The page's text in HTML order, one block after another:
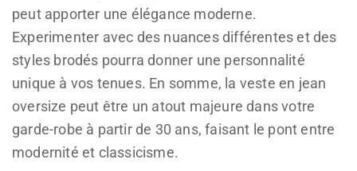
peut apporter une élégance moderne.
Experimenter avec des nuances différentes et des
styles brodés pourra donner une personnalité
unique à vos tenues. En somme, la veste en jean
oversize peut être un atout majeure dans votre
garde-robe à partir de 30 ans, faisant le pont entre
modernité et classicisme.